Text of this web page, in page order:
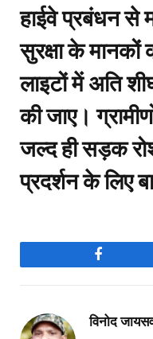
हाईवे प्रबंधन से
सुरक्षा के
लाइटों में अति
की जाए।
जल्द ही सड़क
प्रदर्शन के लिए
Facebook
विनोद